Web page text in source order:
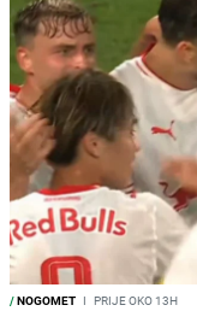
/NOGOMET I PRIJE OKO 13H